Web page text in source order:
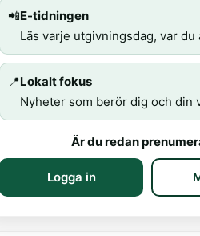
📲E-tidningen
Läs varje utgivningsdag, var du
📍Lokalt fokus
Nyheter som berör dig och din
Är du redan
Logga in